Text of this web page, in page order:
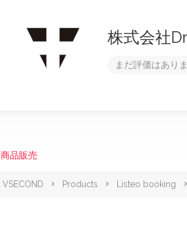
株式会社
まだ評価はあり
商品販売
VSECOND Products Listeo booking